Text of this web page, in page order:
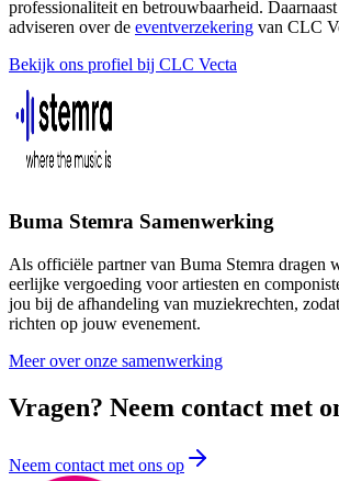
professionaliteit en betrouwbaarheid.
adviseren over de eventverzekering van CLC
Bekijk ons profiel bij CLC Vecta
Buma Stemra Samenwerking
Als officiële partner van Buma Stemra dragen
eerlijke vergoeding voor artiesten en
jou bij de afhandeling van muziekrechten,
richten op jouw evenement.
Meer over onze samenwerking
Vragen? Neem contact met
Neem contact met ons op